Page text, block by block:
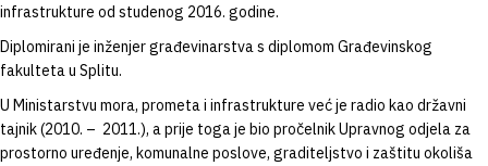
infrastrukture od studenog 2016. godine.
Diplomirani je inženjer građevinarstva s diplomom Građevinskog
fakulteta u Splitu.
U Ministarstvu mora, prometa i infrastrukture već je radio kao državni
tajnik (2010. – 2011.), a prije toga je bio pročelnik Upravnog odjela za
prostorno uređenje, komunalne poslove, graditeljstvo i zaštitu okoliša